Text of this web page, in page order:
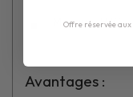
Marque : HJC
Avantages :
Offre réservée